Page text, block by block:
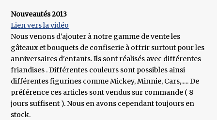
Nouveautés 2013
Lien vers la vidéo
Nous venons d'ajouter à notre gamme de vente les
gâteaux et bouquets de confiserie à offrir surtout pour les
anniversaires d'enfants. Ils sont réalisés avec différentes
friandises . Différentes couleurs sont possibles ainsi
différentes figurines comme Mickey, Minnie, Cars,..... De
préférence ces articles sont vendus sur commande ( 8
jours suffisent ). Nous en avons cependant toujours en
stock.